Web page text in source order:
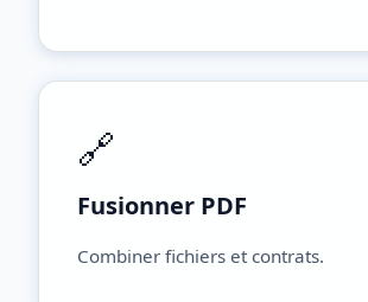
🔗
Fusionner PDF
Combiner fichiers et contrats.